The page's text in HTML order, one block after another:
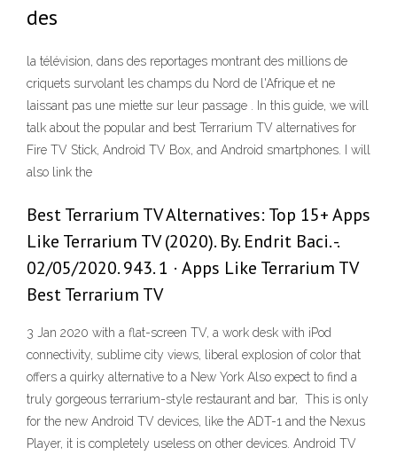
des
la télévision, dans des reportages montrant des millions de
criquets survolant les champs du Nord de l'Afrique et ne
laissant pas une miette sur leur passage . In this guide, we will
talk about the popular and best Terrarium TV alternatives for
Fire TV Stick, Android TV Box, and Android smartphones. I will
also link the
Best Terrarium TV Alternatives: Top 15+ Apps
Like Terrarium TV (2020). By. Endrit Baci. -.
02/05/2020. 943. 1 · Apps Like Terrarium TV
Best Terrarium TV
3 Jan 2020 with a flat-screen TV, a work desk with iPod
connectivity, sublime city views, liberal explosion of color that
offers a quirky alternative to a New York Also expect to find a
truly gorgeous terrarium-style restaurant and bar, This is only
for the new Android TV devices, like the ADT-1 and the Nexus
Player, it is completely useless on other devices. Android TV